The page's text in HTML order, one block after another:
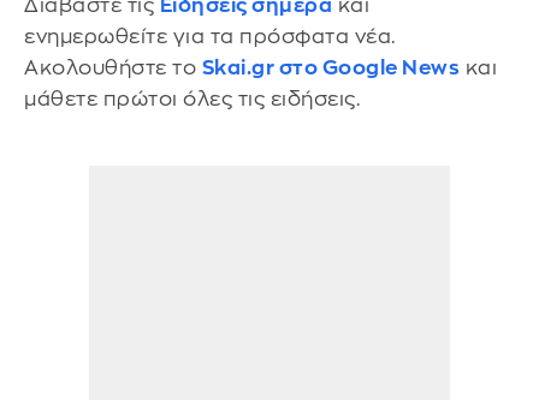
Διαβάστε τις Ειδήσεις σήμερα και
ενημερωθείτε για τα πρόσφατα νέα.
Ακολουθήστε το Skai.gr στο Google News και
μάθετε πρώτοι όλες τις ειδήσεις.